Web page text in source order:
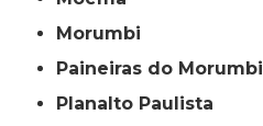
Morumbi
Paineiras do Morumbi
Planalto Paulista